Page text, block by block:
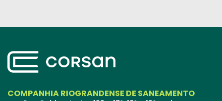
COMPANHIA RIOGRANDENSE DE SANEAMENTO